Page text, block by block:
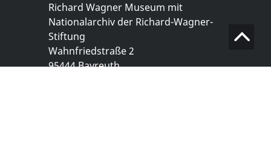
Richard Wagner Museum mit
Nationalarchiv der Richard-Wagner-
Stiftung
Wahnfriedstraße 2
95444 Bayreuth